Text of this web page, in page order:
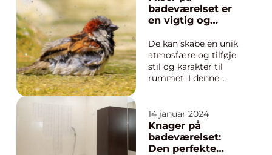
badeværelseshygiejne
og bevaring af
vådrumssikring.
Vådrumssikring
udgør grundlag...
badeværelset er
en vigtig og
i indretningen
De kan skabe en unik
atmosfære og tilføje
stil og karakter til
rummet. I denne
“fliser badeværelse
inspiration”, herunder
hvad der er vigtigt at
vide for personer, der
14 januar 2024
Knager på
badeværelset:
Den perfekte